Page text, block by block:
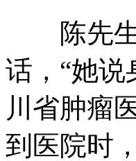
陈先生
话，“她说
川省肿瘤
到医院时